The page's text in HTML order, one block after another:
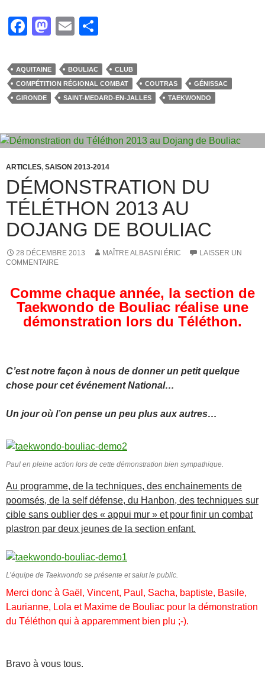
F
c
e
b
o
k
M
st
o
d
n
E
ail ta
g
er
AQUITAINE BOULIAC
CLUB
COMPÉTITION RÉGIONAL COMBAT
COUTRAS
GÉNISSAC
GIRONDE
SAINT-MEDARD-EN-JALLES TAEKWONDO
ARTICLES, SAISON 2013-2014
DÉMONSTRATION DU
TÉLÉTHON 2013 AU
DOJANG DE BOULIAC
28 DÉCEMBRE 2013 MAÎTRE ALBASINI ÉRIC
LAISSER UN
COMMENTAIRE
Comme chaque année, la section de
Taekwondo de Bouliac réalise une
démonstration lors du Téléthon.
C’est notre façon à nous de donner un petit quelque
chose pour cet événement National…
Un jour où l’on pense un peu plus aux autres…
Paul en pleine action lors de cette démonstration bien sympathique.
Au programme, de la techniques, des enchainements de
poomsés, de la self défense, du Hanbon, des techniques sur
cible sans oublier des « appui mur » et pour finir un combat
plastron par deux jeunes de la section enfant.
L’équipe de Taekwondo se présente et salut le public.
Merci donc à Gaël, Vincent, Paul, Sacha, baptiste, Basile,
Laurianne, Lola et Maxime de Bouliac pour la démonstration
du Téléthon qui à apparemment bien plu ;-).
Bravo à vous tous.